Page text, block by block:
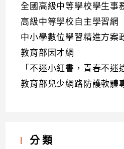
全國高級中等學校學生事
高級中等學校自主學習網
中小學數位學習精進方案
教育部因才網
「不迷小紅書，青春不迷
教育部兒少網路防護軟體
分類